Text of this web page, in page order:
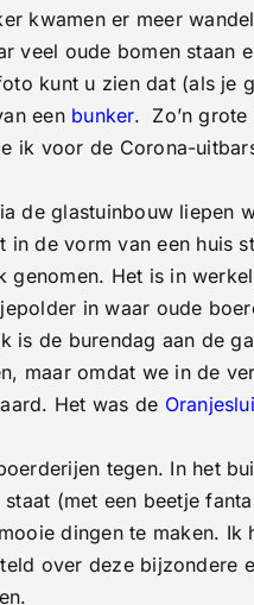
kwamen er meer
veel oude bomen staan
kunt u zien dat (als je
een bunker. Zo’n grote
ik voor de Corona-
de glastuinbouw liepen
de vorm van een huis
Het is in
in waar oude
is de burendag aan de
maar omdat we in de
Het was de
tegen. In het
(met een beetje
dingen te maken. Ik
over deze bijzondere